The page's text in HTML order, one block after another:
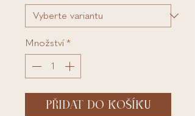
Množství *
PŘIDAT DO KOŠÍKU